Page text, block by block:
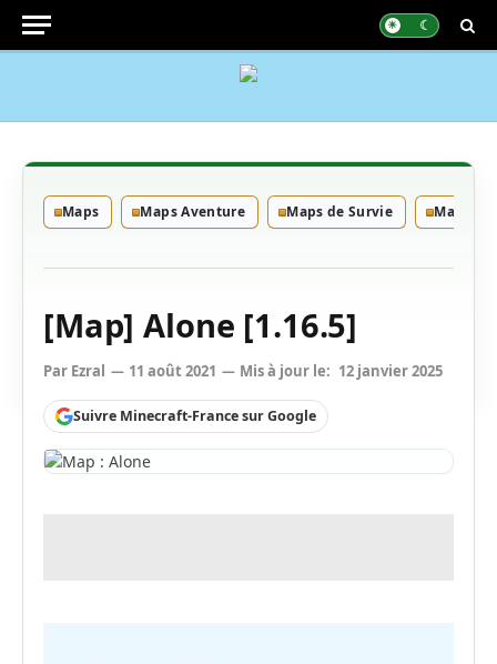
Maps Maps Aventure Maps de Survie Maps
[Map] Alone [1.16.5]
Par Ezral 11 août 2021 Mis à jour le: 12 janvier 2025
Suivre Minecraft-France sur Google